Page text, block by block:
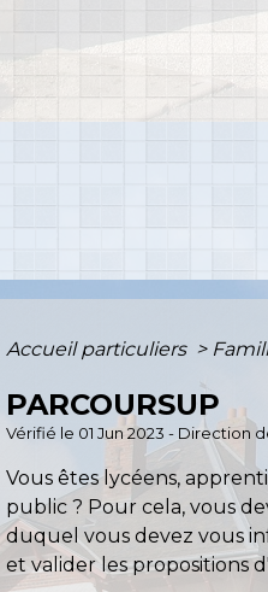
Accueil particuliers >
PARCOURSUP
Vérifié le 01 Jun 2023 - Direction
Vous êtes lycéens,
public ? Pour cela, vous
duquel vous devez vous
et valider les propositions